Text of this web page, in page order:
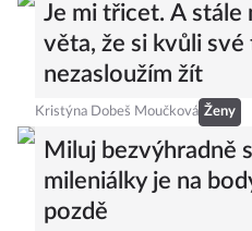
Je mi třicet. A stále
věta, že si kvůli
nezasloužím žít
Kristýna Dobeš Moučková Ženy
Miluj bezvýhradně
mileniálky je na
pozdě